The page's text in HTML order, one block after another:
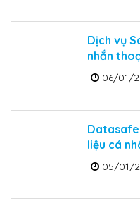
Dịch vụ
nhắn
06/01/
liệu cá
05/01/